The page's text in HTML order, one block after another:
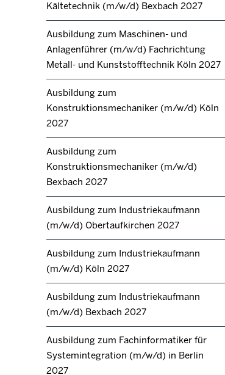
Kältetechnik (m/w/d) Bexbach 2027
Ausbildung zum Maschinen- und
Anlagenführer (m/w/d) Fachrichtung
Metall- und Kunststofftechnik Köln 2027
Ausbildung zum
Konstruktionsmechaniker (m/w/d) Köln
2027
Ausbildung zum
Konstruktionsmechaniker (m/w/d)
Bexbach 2027
Ausbildung zum Industriekaufmann
(m/w/d) Obertaufkirchen 2027
Ausbildung zum Industriekaufmann
(m/w/d) Köln 2027
Ausbildung zum Industriekaufmann
(m/w/d) Bexbach 2027
Ausbildung zum Fachinformatiker für
Systemintegration (m/w/d) in Berlin
2027